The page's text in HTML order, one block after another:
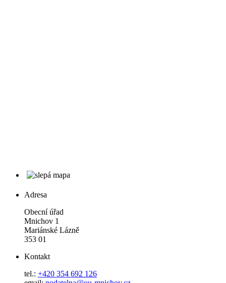
Adresa
Obecní úřad
Mnichov 1
Mariánské Lázně
353 01
Kontakt
tel.: +420 354 692 126